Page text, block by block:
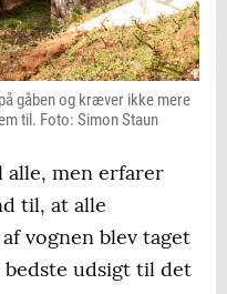
gåben og kræver ikke mere
til. Foto: Simon Staun
alle, men erfarer
til, at alle
vognen blev taget
udsigt til det